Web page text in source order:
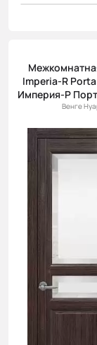
Imperia-R
Империя-Р
Венге